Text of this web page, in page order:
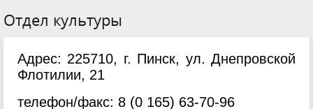
Отдел культуры
Адрес: 225710, г. Пинск, ул. Днепровской
Флотилии, 21
телефон/факс: 8 (0 165) 63-70-96